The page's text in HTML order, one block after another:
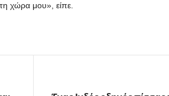
χώρα μου», είπε.